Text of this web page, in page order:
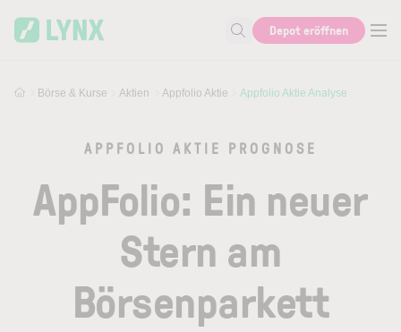
Suche nach Aktie, Autor...
Depot eröffnen
Börse & Kurse Aktien Appfolio Aktie Appfolio Aktie Analyse
APPFOLIO AKTIE PROGNOSE
AppFolio: Ein neuer
Stern am
Börsenparkett